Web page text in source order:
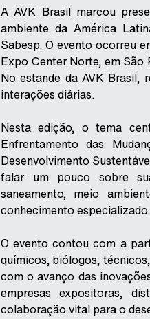
A AVK Brasil marcou
ambiente da América
Sabesp. O evento ocorreu
Expo Center Norte, em
No estande da AVK Brasil,
interações diárias.
Nesta edição, o tema
Enfrentamento das
Desenvolvimento
falar um pouco sobre
saneamento, meio
conhecimento especializado.
O evento contou com a
químicos, biólogos,
com o avanço das
empresas expositoras,
colaboração vital para o